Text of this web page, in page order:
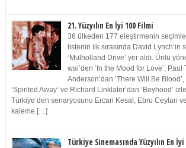
21. Yüzyılın En İyi 100 Filmi
36 ülkeden 177 eleştirmenin
listenin ilk sırasında David Lynch’in
‘Mulholland Drive’ yer aldı. Ünlü
wai’den ‘In the Mood for Love’, Paul
Anderson’dan ‘There Will Be
‘Spirited Away’ ve Richard Linklater’dan ‘Boyhood’
Türkiye’den senaryosunu Ercan Kesal, Ebru Ceylan
kaleme […]
Türkiye Sinemasında Yüzyılın En